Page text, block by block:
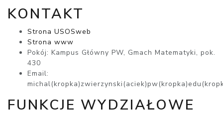
KONTAKT
Strona USOSweb
Strona www
Pokój: Kampus Główny PW, Gmach Matematyki, pok.
430
Email:
FUNKCJE WYDZIAŁOWE